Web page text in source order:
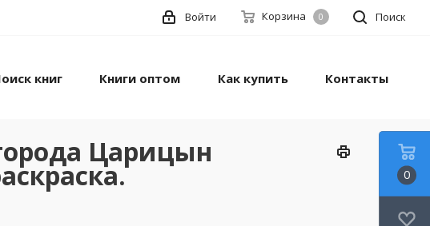
Поиск
Корзина 0
Войти
книг Книги оптом Как купить Контакты
Царицын
0